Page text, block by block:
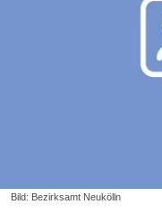
Bild: Bezirksamt Neukölln